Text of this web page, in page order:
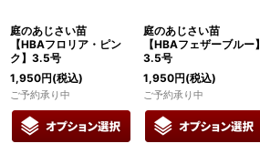
庭のあじさい苗
【HBAフロリア・ピン
ク】3.5号
1,950円(税込)
ご予約承り中
庭のあじさい苗
【HBAフェザーブルー】
3.5号
1,950円(税込)
ご予約承り中